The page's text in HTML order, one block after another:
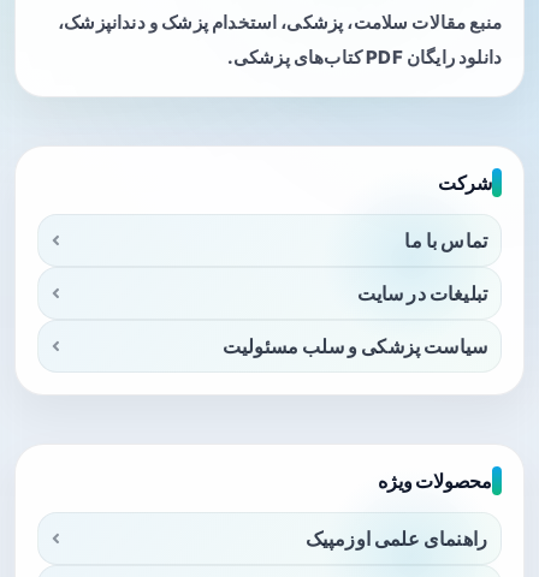
منبع مقالات سلامت، پزشکی، استخدام پزشک و دندانپزشک،
دانلود رایگان PDF کتاب‌های پزشکی.
شرکت
تماس با ما
تبلیغات در سایت
سیاست پزشکی و سلب مسئولیت
محصولات ویژه
راهنمای علمی اوزمپیک